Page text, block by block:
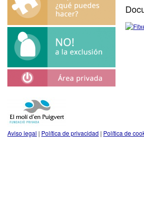
Aviso legal | Política de privacidad | Política de